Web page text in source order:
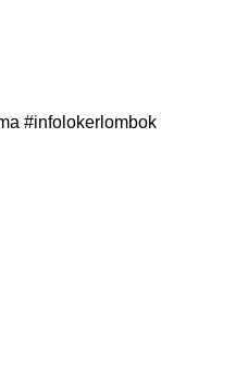
#infolokerlombok